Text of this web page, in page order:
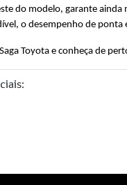
do modelo, garante
o desempenho de
Toyota e conheça de